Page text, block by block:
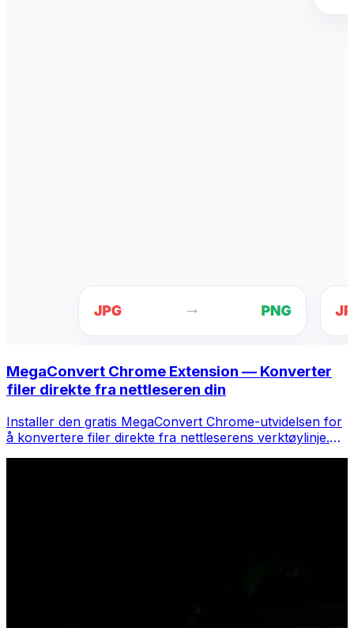
MegaConvert Chrome Extension — Konverter
filer direkte fra nettleseren din
Installer den gratis MegaConvert Chrome-utvidelsen for
å konvertere filer direkte fra nettleserens verktøylinje.